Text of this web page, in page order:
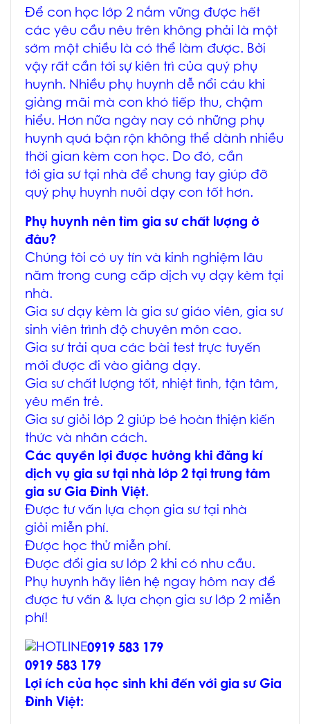
Để con học lớp 2 nắm vững được hết
các yêu cầu nêu trên không phải là một
sớm một chiều là có thể làm được. Bởi
vậy rất cần tới sự kiên trì của quý phụ
huynh. Nhiều phụ huynh dễ nổi cáu khi
giảng mãi mà con khó tiếp thu, chậm
hiểu. Hơn nữa ngày nay có những phụ
huynh quá bận rộn không thể dành nhiều
thời gian kèm con học. Do đó, cần
tới gia sư tại nhà để chung tay giúp đỡ
quý phụ huynh nuôi dạy con tốt hơn.
Phụ huynh nên tìm gia sư chất lượng ở
đâu?
Chúng tôi có uy tín và kinh nghiệm lâu
năm trong cung cấp dịch vụ dạy kèm tại
nhà.
Gia sư dạy kèm là gia sư giáo viên, gia sư
sinh viên trình độ chuyên môn cao.
Gia sư trải qua các bài test trực tuyến
mới được đi vào giảng dạy.
Gia sư chất lượng tốt, nhiệt tình, tận tâm,
yêu mến trẻ.
Gia sư giỏi lớp 2 giúp bé hoàn thiện kiến
thức và nhân cách.
Các quyền lợi được hưởng khi đăng kí
dịch vụ gia sư tại nhà lớp 2 tại trung tâm
gia sư Gia Đình Việt.
Được tư vấn lựa chọn gia sư tại nhà
giỏi miễn phí.
Được học thử miễn phí.
Được đổi gia sư lớp 2 khi có nhu cầu.
Phụ huynh hãy liên hệ ngay hôm nay để
được tư vấn & lựa chọn gia sư lớp 2 miễn
phí!
0919 583 179
0919 583 179
Lợi ích của học sinh khi đến với gia sư Gia
Đình Việt: